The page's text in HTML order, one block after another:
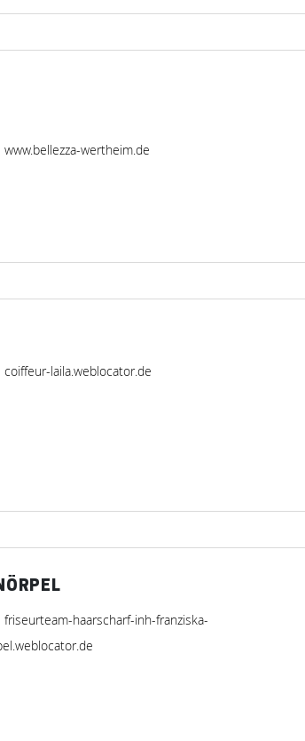
www.bellezza-wertheim.de
coiffeur-laila.weblocator.de
friseurteam-haarscharf-inh-franziska-